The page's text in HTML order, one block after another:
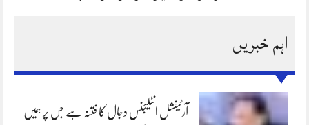
اہم خبریں
آرٹیفشل انٹلیجنس دجال کا فتنہ ہے جس پر ہمیں